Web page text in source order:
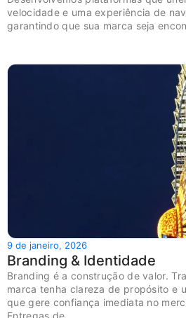
velocidade e uma experiência de
garantindo que sua marca seja
9 de janeiro, 2026
Branding & Identidade
Branding é a construção de valor.
marca tenha clareza de propósito e
que gere confiança imediata no
Entregas de